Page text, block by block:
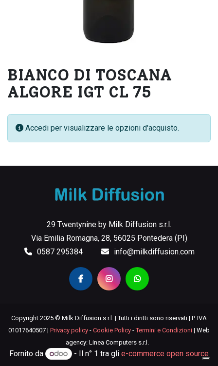
BIANCO DI TOSCANA
ALGORE IGT CL 75
Accedi per visualizzare le opzioni d'acquisto.
29 Twentynine by Milk Diffusion s.r.l.
Via Emilia Romagna, 28, 56025 Pontedera (PI)
0587 295384
info@milkdiffusion.com
Copyright 2025 © Milk Diffusion s.r.l. | Tutti i diritti sono riservati | P. IVA
01017640507 | Privacy policy - Cookie Policy -Termini e Condizioni | Web
agency: Linea Computers s.r.l.
Fornito da - Il n° 1 tra gli e-commerce open source